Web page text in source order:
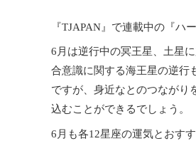
『TJAPAN』で連載中の『ハ
6月は逆行中の冥王星、土星
合意識に関する海王星の逆行
ですが、身近なとのつながり
込むことができるでしょう。
6月も各12星座の運気とおす